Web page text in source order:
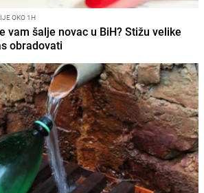
OKO 1H
vam šalje novac u BiH? Stižu velike
obradovati